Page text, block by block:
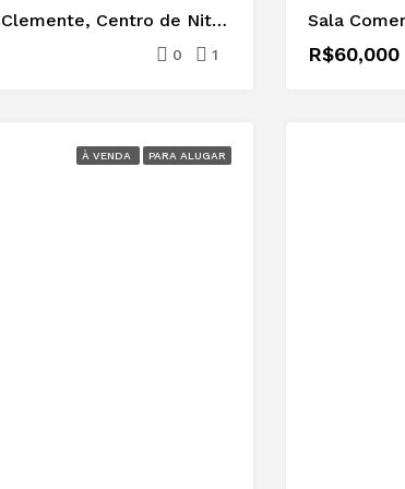
Loja Comercial para Locação – Rua José Clemente, Centro de Niterói
0 1
Sala
R$60,000
À VENDA PARA ALUGAR